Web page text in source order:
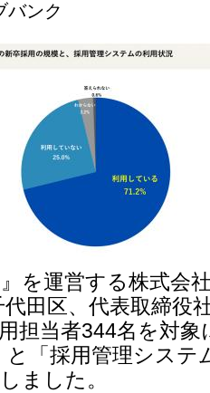
バンク
』を運営する株式会
田区、代表取締役
担当者344名を対
と「採用管理システ
ました。